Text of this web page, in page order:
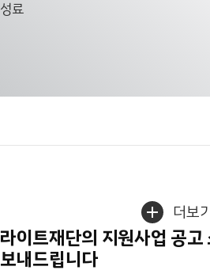
더보
라이트재단의 지원사업 공
보내드립니다